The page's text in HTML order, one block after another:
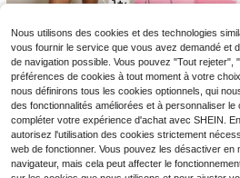
CA$21.68 CA$2.67 -8%
Nous utilisons des cookies et des technologies
vous fournir le service que vous avez demandé et
de navigation possible. Vous pouvez "Tout rejeter",
préférences de cookies à tout moment à votre
nous définirons tous les cookies optionnels, qui
des fonctionnalités améliorées et à personnaliser
compléter votre expérience d'achat avec SHEIN.
autorisez l'utilisation des cookies strictement
web de fonctionner. Vous pouvez les désactiver en
navigateur, mais cela peut affecter le